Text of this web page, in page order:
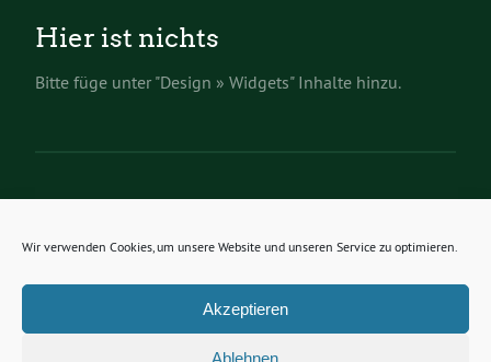
Wir verwenden Cookies, um unsere Website und unseren Service zu optimieren.
Akzeptieren
Ablehnen
Hier ist nichts
Bitte füge unter "Design » Widgets" Inhalte hinzu.